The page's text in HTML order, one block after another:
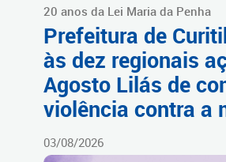
20 anos da Lei Maria da Penha
Prefeitura de
às dez regionais
Agosto Lilás de
violência contra a
03/08/2026